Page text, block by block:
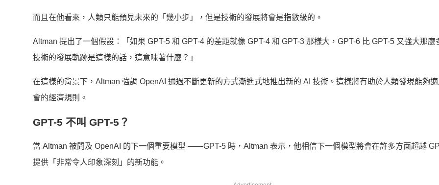
而且在他看來，人類只能預見未來的「幾小步」，但是技術的發展將會是指數級的。
Altman 提出了一個假設：「如果 GPT-5 和 GPT-4 的差距就像 GPT-4 和 GPT-3 那樣大，GPT-6 比 GPT-5 又強大那麼
技術的發展軌跡是這樣的話，這意味著什麼？」
在這樣的背景下，Altman 強調 OpenAI 通過不斷更新的方式漸進式地推出新的 AI 技術。這樣將有助於人類發現能夠
會的經濟規則。
GPT-5 不叫 GPT-5？
當 Altman 被問及 OpenAI 的下一個重要模型 ——GPT-5 時，Altman 表示，他相信下一個模型將會在許多方面超越
提供「非常令人印象深刻」的新功能。